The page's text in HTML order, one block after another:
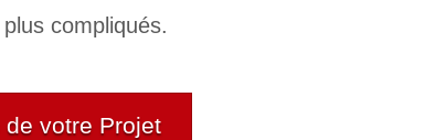
compliqués.
de votre Projet